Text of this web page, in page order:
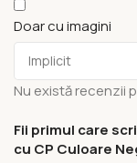
Doar cu imagini
Nu există recenzii
Fii primul care
cu CP Culoare